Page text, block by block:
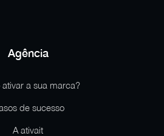
Agência
a sua marca?
de sucesso
A ativait